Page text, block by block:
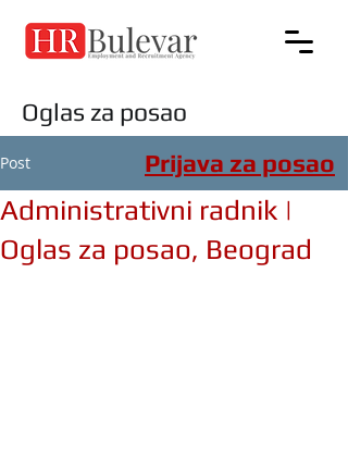
Oglas za posao
Post
Administrativni radnik |
Oglas za posao, Beograd
Prijava za posao